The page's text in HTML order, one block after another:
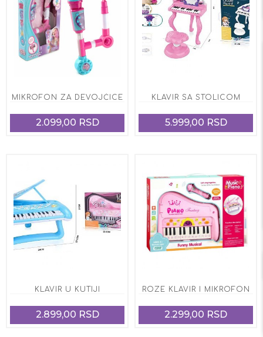
MIKROFON ZA DEVOJČICE
2.099,00 RSD
KLAVIR SA STOLICOM
5.999,00 RSD
KLAVIR U KUTIJI
2.899,00 RSD
ROZE KLAVIR I MIKROFON
2.299,00 RSD